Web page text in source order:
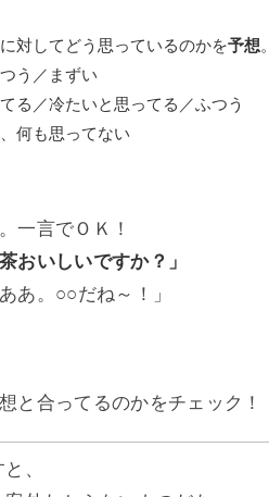
対してどう思っているのかを予想。
う／まずい
る／冷たいと思ってる／ふつう
何も思ってない
一言でＯＫ！
おいしいですか？」
あ。○○だね～！」
と合ってるのかをチェック！
、